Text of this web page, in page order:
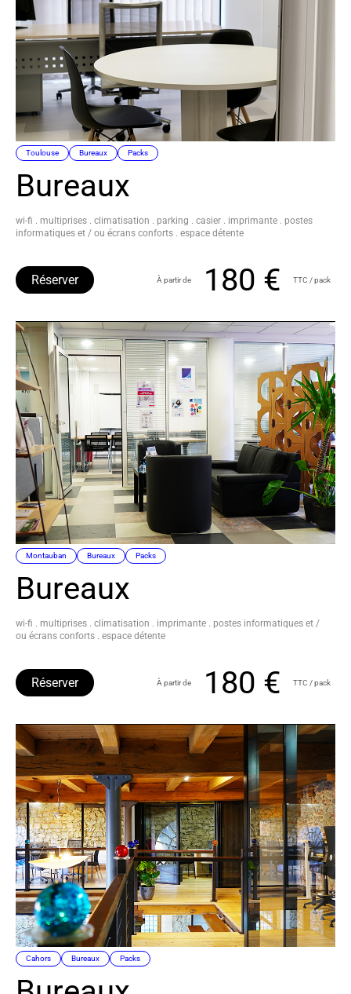
Toulouse Bureaux Packs
Bureaux
wi-fi . multiprises . climatisation . parking . casier . imprimante . postes
informatiques et / ou écrans conforts . espace détente
À partir de 180 € TTC / pack
Réserver
Montauban Bureaux Packs
Bureaux
wi-fi . multiprises . climatisation . imprimante . postes informatiques et /
ou écrans conforts . espace détente
À partir de 180 € TTC / pack
Réserver
Cahors Bureaux Packs